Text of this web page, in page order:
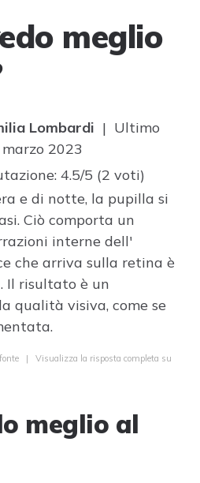
meglio
Lombardi | Ultimo
2023
4.5/5 (2 voti)
e di notte, la pupilla si
Ciò comporta un
interne dell'
che arriva sulla retina è
Il risultato è un
qualità visiva, come se
| Visualizza la risposta completa su
meglio al